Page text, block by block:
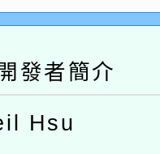
」
大學辦理
學校輔導
年度閱讀
業研習
工智慧
開發者簡介
Hsu